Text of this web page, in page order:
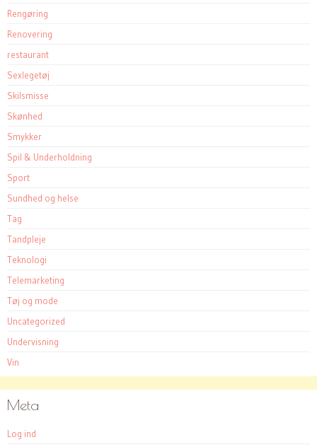
Rengøring
Renovering
restaurant
Sexlegetøj
Skilsmisse
Skønhed
Smykker
Spil & Underholdning
Sport
Sundhed og helse
Tag
Tandpleje
Teknologi
Telemarketing
Tøj og mode
Uncategorized
Undervisning
Vin
Meta
Log ind